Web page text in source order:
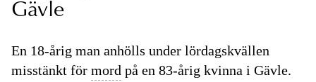
Gävle
En 18-årig man anhölls under lördagskvällen
misstänkt för mord på en 83-årig kvinna i Gävle.